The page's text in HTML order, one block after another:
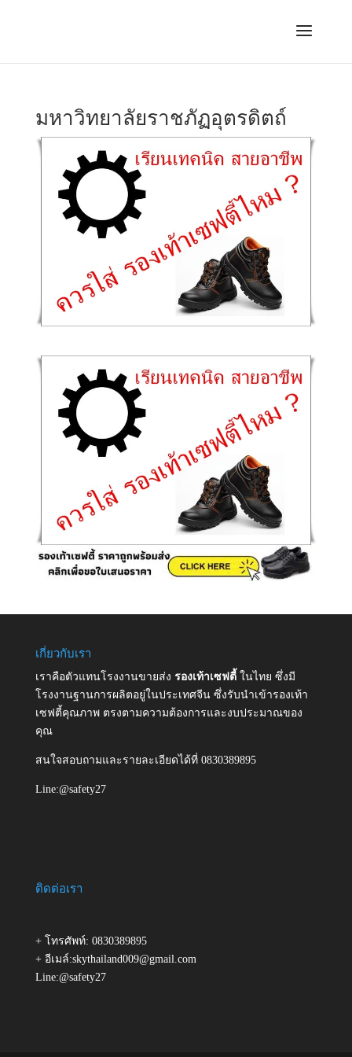
มหาวิทยาลัยราชภัฏอุตรดิตถ์
เกี่ยวกับเรา
เราคือตัวแทนโรงงานขายส่ง รองเท้าเซฟตี้ ในไทย ซึ่งมี
โรงงานฐานการผลิตอยู่ในประเทศจีน ซึ่งรับนำเข้ารองเท้า
เซฟตี้คุณภาพ ตรงตามความต้องการและงบประมาณของ
คุณ
สนใจสอบถามและรายละเอียดได้ที่ 0830389895
Line:@safety27
ติดต่อเรา
+ โทรศัพท์: 0830389895
+ อีเมล์:skythailand009@gmail.com
Line:@safety27